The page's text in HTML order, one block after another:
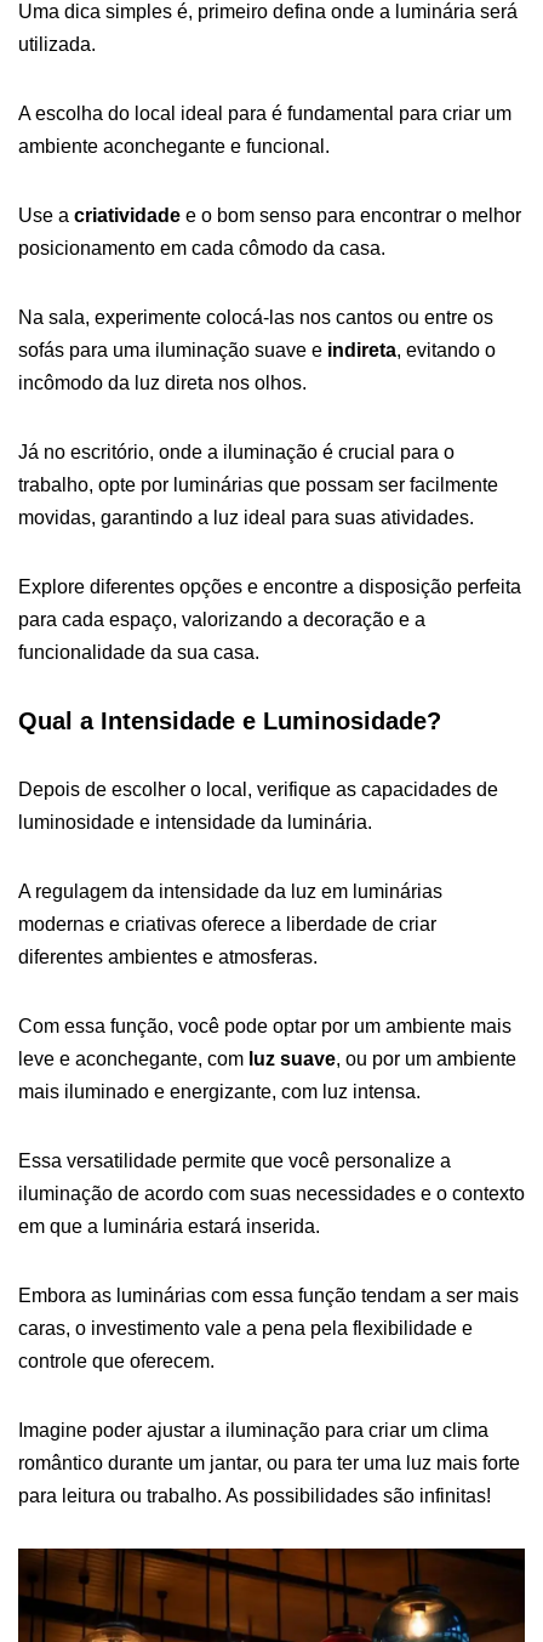
Uma dica simples é, primeiro defina onde a luminária será
utilizada.
A escolha do local ideal para é fundamental para criar um
ambiente aconchegante e funcional.
Use a criatividade e o bom senso para encontrar o melhor
posicionamento em cada cômodo da casa.
Na sala, experimente colocá-las nos cantos ou entre os
sofás para uma iluminação suave e indireta, evitando o
incômodo da luz direta nos olhos.
Já no escritório, onde a iluminação é crucial para o
trabalho, opte por luminárias que possam ser facilmente
movidas, garantindo a luz ideal para suas atividades.
Explore diferentes opções e encontre a disposição perfeita
para cada espaço, valorizando a decoração e a
funcionalidade da sua casa.
Qual a Intensidade e Luminosidade?
Depois de escolher o local, verifique as capacidades de
luminosidade e intensidade da luminária.
A regulagem da intensidade da luz em luminárias
modernas e criativas oferece a liberdade de criar
diferentes ambientes e atmosferas.
Com essa função, você pode optar por um ambiente mais
leve e aconchegante, com luz suave, ou por um ambiente
mais iluminado e energizante, com luz intensa.
Essa versatilidade permite que você personalize a
iluminação de acordo com suas necessidades e o contexto
em que a luminária estará inserida.
Embora as luminárias com essa função tendam a ser mais
caras, o investimento vale a pena pela flexibilidade e
controle que oferecem.
Imagine poder ajustar a iluminação para criar um clima
romântico durante um jantar, ou para ter uma luz mais forte
para leitura ou trabalho. As possibilidades são infinitas!